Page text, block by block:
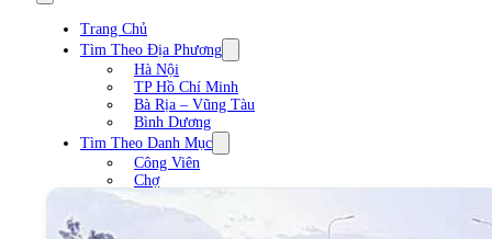
Trang Chủ
Tìm Theo Địa Phương
Hà Nội
TP Hồ Chí Minh
Bà Rịa – Vũng Tàu
Bình Dương
Tìm Theo Danh Mục
Công Viên
Chợ
Sân Vận Động